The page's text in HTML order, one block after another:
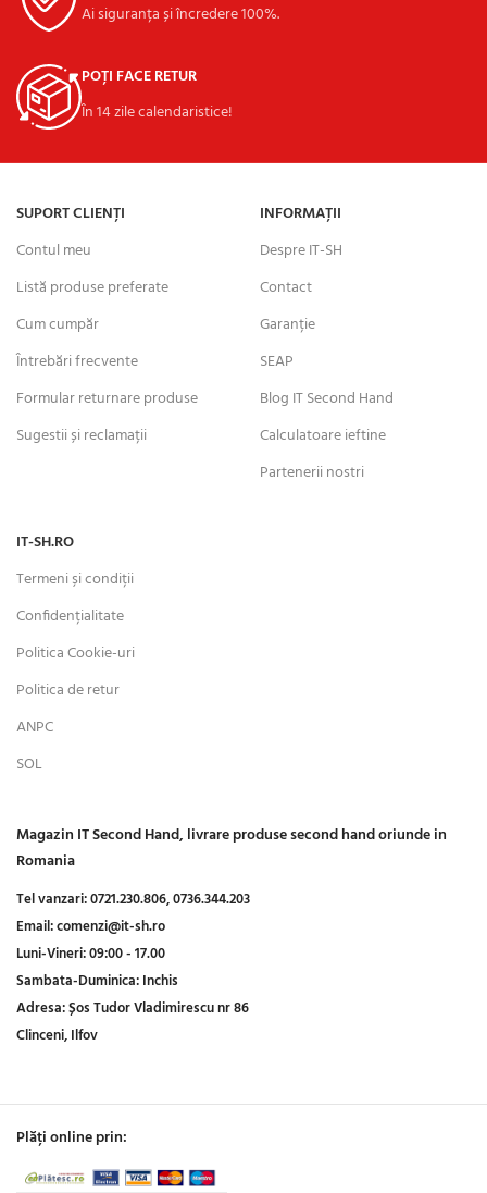
Ai siguranța și încredere 100%.
POȚI FACE RETUR
În 14 zile calendaristice!
SUPORT CLIENȚI
Contul meu
Listă produse preferate
Cum cumpăr
Întrebări frecvente
Formular returnare produse
Sugestii și reclamații
INFORMAȚII
Despre IT-SH
Contact
Garanție
SEAP
Blog IT Second Hand
Calculatoare ieftine
Partenerii nostri
IT-SH.RO
Termeni și condiții
Confidențialitate
Politica Cookie-uri
Politica de retur
ANPC
SOL
Magazin IT Second Hand, livrare produse second hand oriunde in
Romania
Tel vanzari:0721.230.806,0736.344.203
Email:comenzi@it-sh.ro
Luni-Vineri:09:00 - 17.00
Sambata-Duminica:Inchis
Adresa:Șos Tudor Vladimirescu nr 86
Clinceni, Ilfov
Plăți online prin: